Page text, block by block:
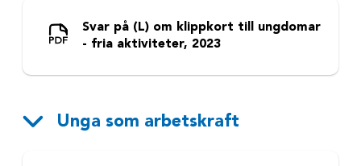
Svar på (L) om klippkort till ungdomar
- fria aktiviteter, 2023
Unga som arbetskraft